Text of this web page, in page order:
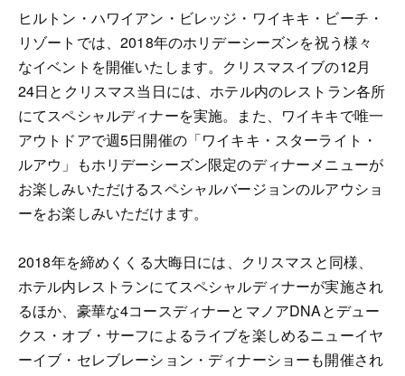
ヒルトン・ハワイアン・ビレッジ・ワイキキ・ビーチ・
リゾートでは、2018年のホリデーシーズンを祝う様々
なイベントを開催いたします。クリスマスイブの12月
24日とクリスマス当日には、ホテル内のレストラン各所
にてスペシャルディナーを実施。また、ワイキキで唯一
アウトドアで週5日開催の「ワイキキ・スターライト・
ルアウ」もホリデーシーズン限定のディナーメニューが
お楽しみいただけるスペシャルバージョンのルアウショ
ーをお楽しみいただけます。
2018年を締めくくる大晦日には、クリスマスと同様、
ホテル内レストランにてスペシャルディナーが実施され
るほか、豪華な4コースディナーとマノアDNAとデュー
クス・オブ・サーフによるライブを楽しめるニューイヤ
ーイブ・セレブレーション・ディナーショーも開催され